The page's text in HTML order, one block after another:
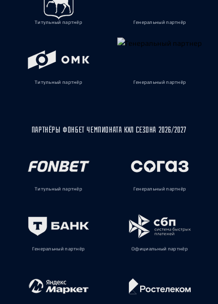
Титульный партнёр Генеральный партнёр
Титульный партнёр Генеральный партнёр
ПАРТНЁРЫ ФОНБЕТ ЧЕМПИОНАТА КХЛ СЕЗОНА 2026/2027
Титульный партнёр Генеральный партнёр
Генеральный партнёр Официальный партнёр